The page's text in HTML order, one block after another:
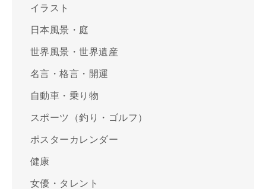
イラスト
日本風景・庭
世界風景・世界遺産
名言・格言・開運
自動車・乗り物
スポーツ（釣り・ゴルフ）
ポスターカレンダー
健康
女優・タレント